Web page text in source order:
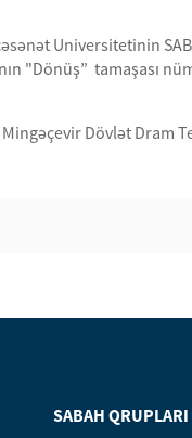
Universitetinin
"Dönüş” tamaşası
Dövlət Dram
SABAH QRUPLARI